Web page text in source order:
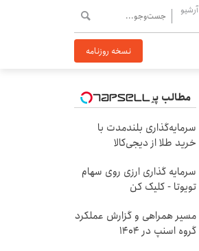
آرشیو
نسخه روزنامه
مطالب پیشنهادی
سرمایه‌گذاری بلندمدت با
خرید طلا از دیجی‌کالا
سرمایه گذاری ارزی روی سهام
تویوتا - کلیک کن
مسیر همراهی و گزارش عملکرد
گروه اسنپ در ۱۴۰۴